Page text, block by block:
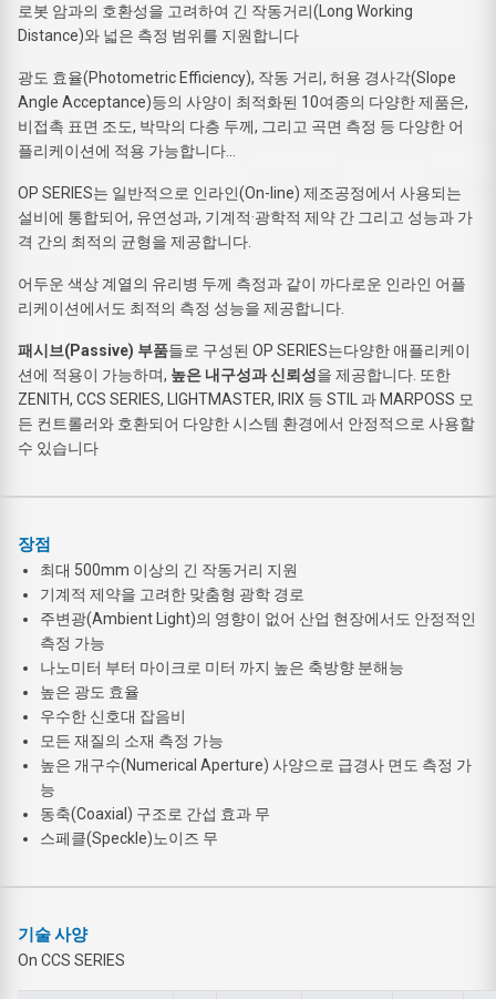
로봇 암과의 호환성을 고려하여 긴 작동거리(Long Working
Distance)와 넓은 측정 범위를 지원합니다
광도 효율(Photometric Efficiency), 작동 거리, 허용 경사각(Slope
Angle Acceptance)등의 사양이 최적화된 10여종의 다양한 제품은,
비접촉 표면 조도, 박막의 다층 두께, 그리고 곡면 측정 등 다양한 어
플리케이션에 적용 가능합니다…
OP SERIES는 일반적으로 인라인(On-line) 제조공정에서 사용되는
설비에 통합되어, 유연성과, 기계적·광학적 제약 간 그리고 성능과 가
격 간의 최적의 균형을 제공합니다.
어두운 색상 계열의 유리병 두께 측정과 같이 까다로운 인라인 어플
리케이션에서도 최적의 측정 성능을 제공합니다.
패시브(Passive) 부품들로 구성된 OP SERIES는다양한 애플리케이
션에 적용이 가능하며, 높은 내구성과 신뢰성을 제공합니다. 또한
ZENITH, CCS SERIES, LIGHTMASTER, IRIX 등 STIL 과 MARPOSS 모
든 컨트롤러와 호환되어 다양한 시스템 환경에서 안정적으로 사용할
수 있습니다
장점
최대 500mm 이상의 긴 작동거리 지원
기계적 제약을 고려한 맞춤형 광학 경로
주변광(Ambient Light)의 영향이 없어 산업 현장에서도 안정적인
측정 가능
나노미터 부터 마이크로 미터 까지 높은 축방향 분해능
높은 광도 효율
우수한 신호대 잡음비
모든 재질의 소재 측정 가능
높은 개구수(Numerical Aperture) 사양으로 급경사 면도 측정 가
능
동축(Coaxial) 구조로 간섭 효과 무
스페클(Speckle)노이즈 무
기술 사양
On CCS SERIES